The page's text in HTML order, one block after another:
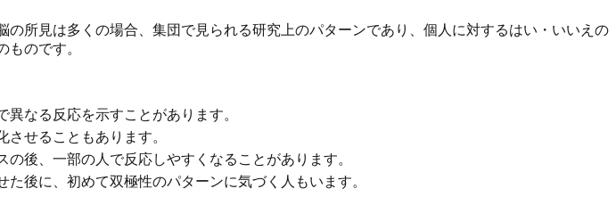
所見は多くの場合、集団で見られる研究上のパターンであり、個人に対するはい・いいえの
のです。
なる反応を示すことがあります。
せることもあります。
後、一部の人で反応しやすくなることがあります。
後に、初めて双極性のパターンに気づく人もいます。